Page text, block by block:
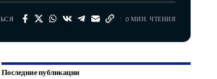
0 МИН. ЧТЕНИЯ
Последние публикации